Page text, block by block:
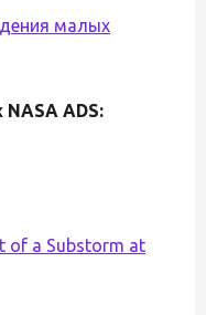
малых
ADS:
of a Substorm at